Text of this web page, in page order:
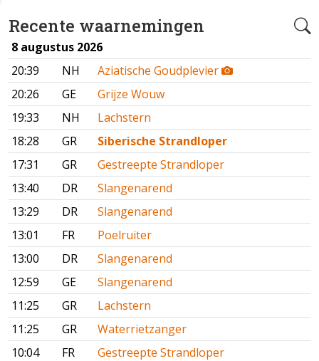
Recente waarnemingen
8 augustus 2026
20:39
NH
Aziatische Goudplevier
20:26
GE
Grijze Wouw
19:33
NH
Lachstern
18:28
GR
Siberische Strandloper
17:31
GR
Gestreepte Strandloper
13:40
DR
Slangenarend
13:29
DR
Slangenarend
13:01
FR
Poelruiter
13:00
DR
Slangenarend
12:59
GE
Slangenarend
11:25
GR
Lachstern
11:25
GR
Waterrietzanger
10:04
FR
Gestreepte Strandloper